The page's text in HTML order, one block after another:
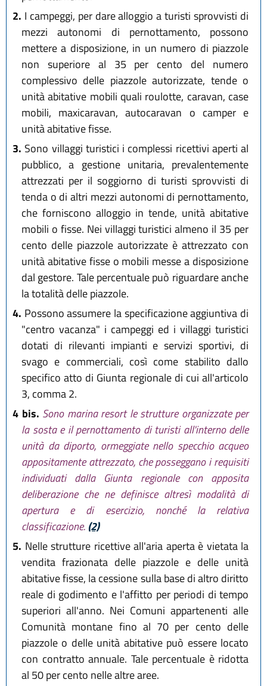
2. I campeggi, per dare alloggio a turisti sprovvisti di
mezzi autonomi di pernottamento, possono
mettere a disposizione, in un numero di piazzole
non superiore al 35 per cento del numero
complessivo delle piazzole autorizzate, tende o
unità abitative mobili quali roulotte, caravan, case
mobili, maxicaravan, autocaravan o camper e
unità abitative fisse.
3. Sono villaggi turistici i complessi ricettivi aperti al
pubblico, a gestione unitaria, prevalentemente
attrezzati per il soggiorno di turisti sprovvisti di
tenda o di altri mezzi autonomi di pernottamento,
che forniscono alloggio in tende, unità abitative
mobili o fisse. Nei villaggi turistici almeno il 35 per
cento delle piazzole autorizzate è attrezzato con
unità abitative fisse o mobili messe a disposizione
dal gestore. Tale percentuale può riguardare anche
la totalità delle piazzole.
4. Possono assumere la specificazione aggiuntiva di
"centro vacanza" i campeggi ed i villaggi turistici
dotati di rilevanti impianti e servizi sportivi, di
svago e commerciali, così come stabilito dallo
specifico atto di Giunta regionale di cui all'articolo
3, comma 2.
4 bis. Sono marina resort le strutture organizzate per
la sosta e il pernottamento di turisti all'interno delle
unità da diporto, ormeggiate nello specchio acqueo
appositamente attrezzato, che posseggano i requisiti
individuati dalla Giunta regionale con apposita
deliberazione che ne definisce altresì modalità di
apertura e di esercizio, nonché la relativa
classificazione. (2)
5. Nelle strutture ricettive all'aria aperta è vietata la
vendita frazionata delle piazzole e delle unità
abitative fisse, la cessione sulla base di altro diritto
reale di godimento e l'affitto per periodi di tempo
superiori all'anno. Nei Comuni appartenenti alle
Comunità montane fino al 70 per cento delle
piazzole o delle unità abitative può essere locato
con contratto annuale. Tale percentuale è ridotta
al 50 per cento nelle altre aree.